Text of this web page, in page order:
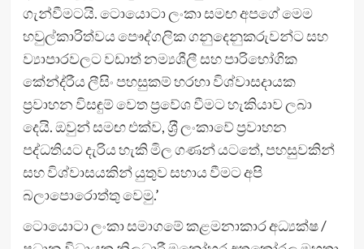
ගැන්වීමටයි. ටොයොටා ලංකා සමඟ අපගේ මෙම
හවුල්කාරිත්වය පෞද්ගලික ගනුදෙනුකරුවන්ට සහ
ව්‍යාපාරවලට වඩාත් නම්‍යශීලී සහ පාරිභෝගික
කේන්ද‍්‍රීය ලීසිං පහසුකම් හරහා විශ්වාසදායක
ප‍්‍රවාහන විසඳුම් වෙත ප‍්‍රවේශ වීමට හැකියාව ලබා
දෙයි. ඔවුන් සමඟ එක්ව, ශ‍්‍රී ලංකාවේ ප‍්‍රවාහන
පද්ධතියට දැරිය හැකි මිල ගණන් යටතේ, පහසුවකින්
සහ විශ්වාසයකින් යුතුව සහාය වීමට අපි
බලාපොරොත්තු වෙමු.’
ටොයොටා ලංකා සමාගමේ කළමනාකාර අධ්‍යක්ෂ /